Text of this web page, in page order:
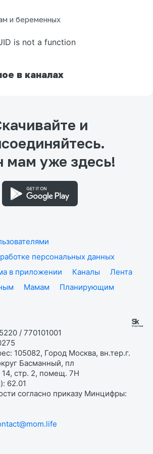
и беременных
is not a function
в каналах
и
мам уже здесь!
персональных данных
в приложении Каналы
Лента
Мамам
Планирующим
/ 770101001
105082, Город Москва, вн.тер.г.
Басманный, пл
14, стр. 2, помещ. 7Н
62.01
согласно приказу Минцифры: